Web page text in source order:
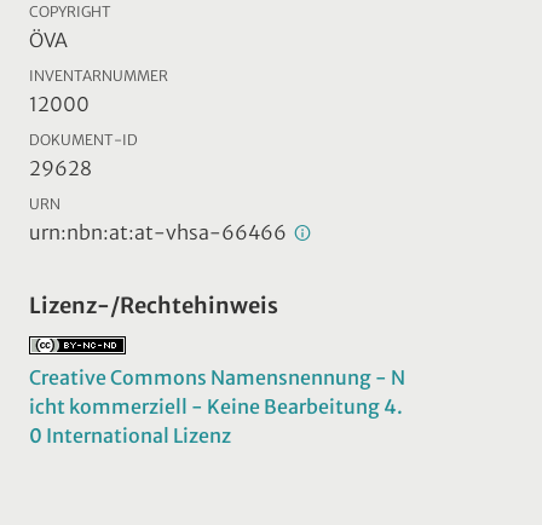
COPYRIGHT
ÖVA
INVENTARNUMMER
12000
DOKUMENT-ID
29628
URN
urn:nbn:at:at-vhsa-66466
Lizenz-/Rechtehinweis
Creative Commons Namensnennung - N
icht kommerziell - Keine Bearbeitung 4.
0 International Lizenz